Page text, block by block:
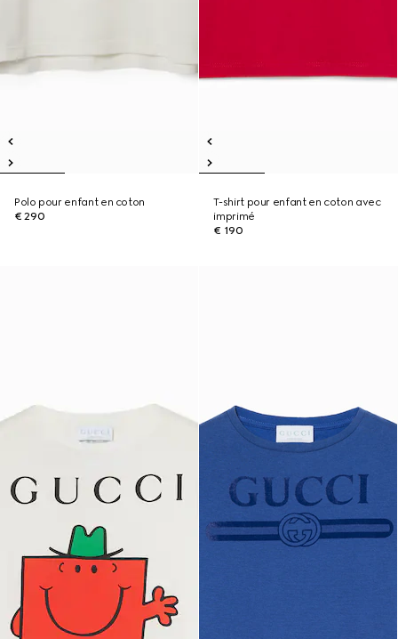
Polo pour enfant en coton
€ 290
T-shirt pour enfant en coton avec
imprimé
€ 190